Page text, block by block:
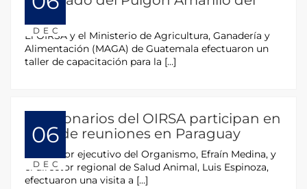
DEC
Sorgo
El OIRSA y el Ministerio de Agricultura, Ganadería y
Alimentación (MAGA) de Guatemala efectuaron un
taller de capacitación para la […]
06
DEC
Funcionarios del OIRSA participan en
serie de reuniones en Paraguay
El director ejecutivo del Organismo, Efraín Medina, y
el director regional de Salud Animal, Luis Espinoza,
efectuaron una visita a […]